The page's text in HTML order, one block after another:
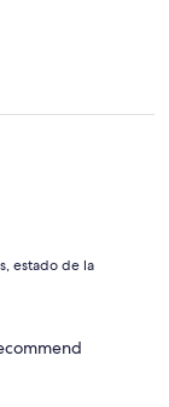
recomendable
estado de la